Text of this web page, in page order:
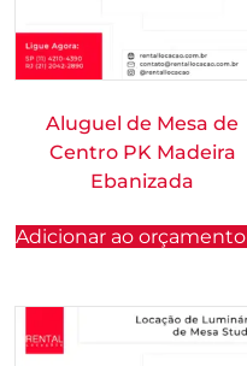
Aluguel de Mesa de
Centro PK Madeira
Ebanizada
Adicionar ao orçamento